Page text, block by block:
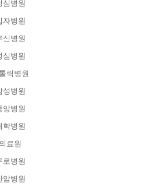
심병원
자병원
신병원
심병원
릭병원
성병원
앙병원
학병원
료원
로병원
암병원